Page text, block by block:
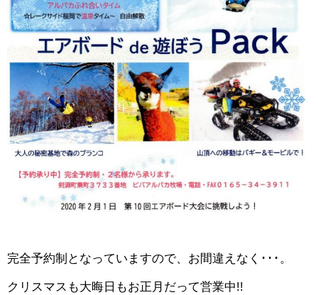
完全予約制となっていますので、お間違えなく･･･。
クリスマスも大晦日もお正月だって営業中!!